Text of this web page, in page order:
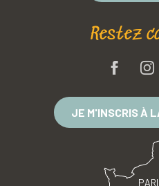
Restez
JE M'INSCRIS À